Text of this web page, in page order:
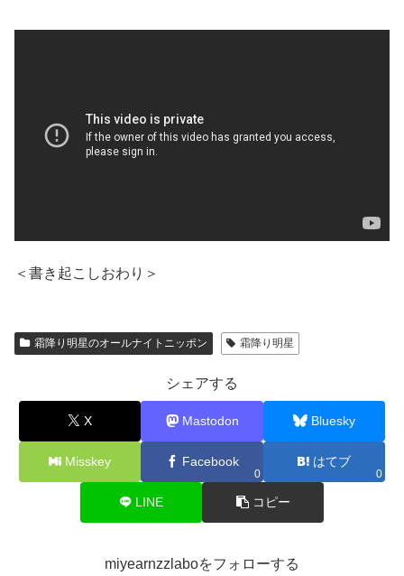
＜書き起こしおわり＞
霜降り明星のオールナイトニッポン 霜降り明星
シェアする
X Mastodon Bluesky
Misskey Facebook
0
はてブ
0
LINE コピー
miyearnzzlaboをフォローする